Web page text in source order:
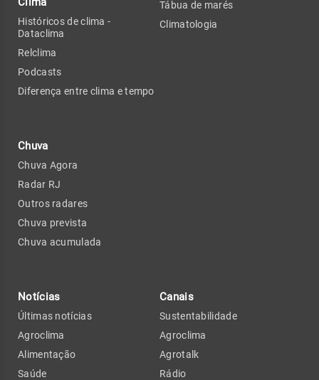
Históricos de clima -
Dataclima
Relclima
Podcasts
Diferença entre clima e tempo
Chuva
Chuva Agora
Radar RJ
Outros radares
Chuva prevista
Chuva acumulada
Tábua de marés
Climatologia
Notícias
Últimas notícias
Agroclima
Alimentação
Saúde
Canais
Sustentabilidade
Agroclima
Agrotalk
Rádio